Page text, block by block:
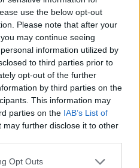
use the below opt-out
Please note that after your
may continue seeing
information utilized by
to third parties prior to
opt-out of the further
by third parties on the
This information may
parties on the IAB’s List of
may further disclose it to other
Opt Outs